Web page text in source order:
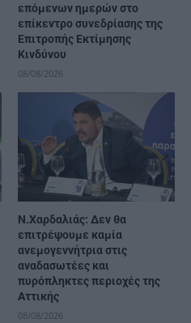
επόμενων ημερών στο
επίκεντρο συνεδρίασης της
Επιτροπής Εκτίμησης
Κινδύνου
08/08/2026
Ν.Χαρδαλιάς: Δεν θα
επιτρέψουμε καμία
ανεμογεννήτρια στις
αναδασωτέες και
πυρόπληκτες περιοχές της
Αττικής
08/08/2026